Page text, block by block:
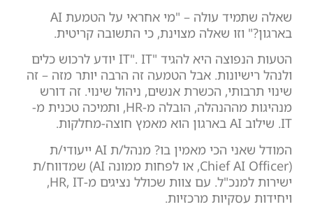
שאלה שתמיד עולה – "מי אחראי על הטמעת AI
בארגון?" וזו שאלה מצוינת, כי התשובה קריטית.
הטעות הנפוצה היא להגיד "IT". IT יודע לרכוש כלים
ולנהל רישיונות. אבל הטמעה זה הרבה יותר מזה – זה
שינוי תרבותי, הכשרת אנשים, ניהול שינוי. זה דורש
מנהיגות מההנהלה, הובלה מ-HR, ותמיכה טכנית מ-
IT. שילוב AI בארגון הוא מאמץ חוצה-מחלקות.
המודל שאני הכי מאמין בו? מנהל/ת AI ייעודי/ת
(Chief AI Officer, או לפחות ממונה AI) שמדווח/ת
ישירות למנכ"ל. עם צוות שכולל נציגים מ-HR, IT,
ויחידות עסקיות מרכזיות.